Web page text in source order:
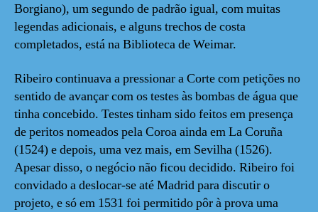
Borgiano), um segundo de padrão igual, com muitas
legendas adicionais, e alguns trechos de costa
completados, está na Biblioteca de Weimar.
Ribeiro continuava a pressionar a Corte com petições no
sentido de avançar com os testes às bombas de água que
tinha concebido. Testes tinham sido feitos em presença
de peritos nomeados pela Coroa ainda em La Coruña
(1524) e depois, uma vez mais, em Sevilha (1526).
Apesar disso, o negócio não ficou decidido. Ribeiro foi
convidado a deslocar-se até Madrid para discutir o
projeto, e só em 1531 foi permitido pôr à prova uma